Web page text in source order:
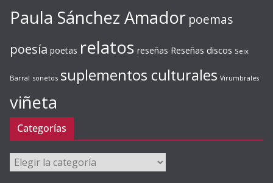
Paula Sánchez Amador poemas
poesía poetas relatos reseñas Reseñas discos Seix
Barral sonetos suplementos culturales Virumbrales
viñeta
Categorías
Categorías